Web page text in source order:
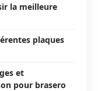
la meilleure
plaques
et
pour brasero